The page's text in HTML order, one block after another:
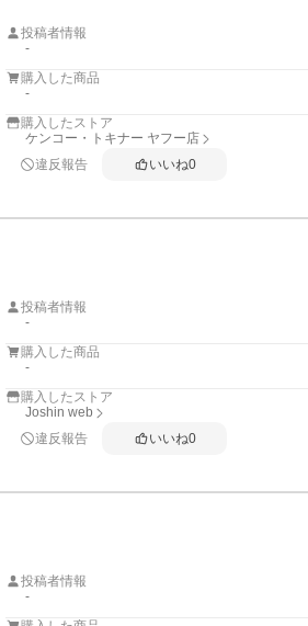
投稿者情報
-
購入した商品
-
購入したストア
ケンコー・トキナー ヤフー店
違反報告
いいね0
投稿者情報
-
購入した商品
-
購入したストア
Joshin web
違反報告
いいね0
投稿者情報
-